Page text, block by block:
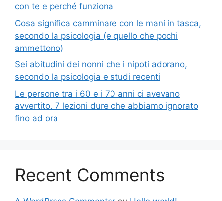
con te e perché funziona
Cosa significa camminare con le mani in tasca,
secondo la psicologia (e quello che pochi
ammettono)
Sei abitudini dei nonni che i nipoti adorano,
secondo la psicologia e studi recenti
Le persone tra i 60 e i 70 anni ci avevano
avvertito. 7 lezioni dure che abbiamo ignorato
fino ad ora
Recent Comments